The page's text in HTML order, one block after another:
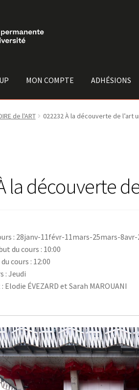
MON COMPTE ADHÉSIONS
de l'ART 022232 À la découverte de l’art
la découverte
: 28janv-11févr-11mars-25mars-
du cours : 10:00
cours : 12:00
: Jeudi
ÉVEZARD et Sarah MAROUANI